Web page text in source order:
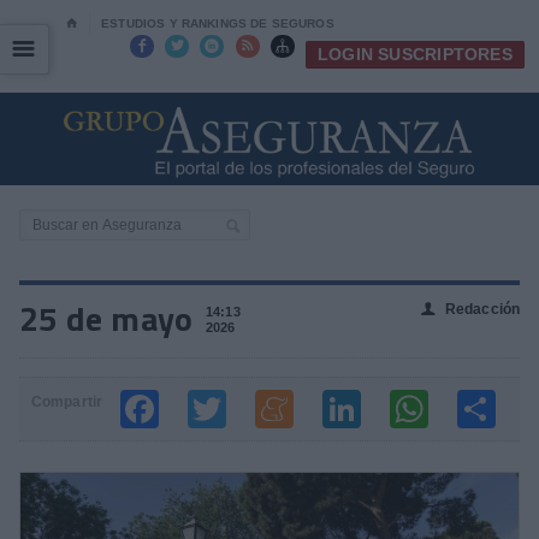
⌂ ESTUDIOS Y RANKINGS DE SEGUROS
     LOGIN SUSCRIPTORES
☰
☰
25 de mayo
14:13
2026
👤 Redacción